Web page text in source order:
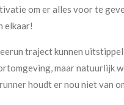
om er alles voor te
elkaar!
traject kunnen
maar natuurlijk
houdt er nou niet van